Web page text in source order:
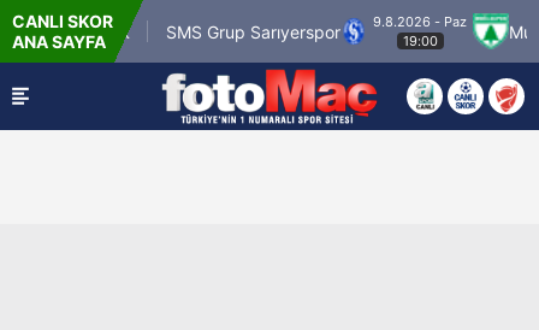
CANLI SKOR
ANA SAYFA
SMS Grup Sarıyerspor
9.8.2026 - Paz
19:00